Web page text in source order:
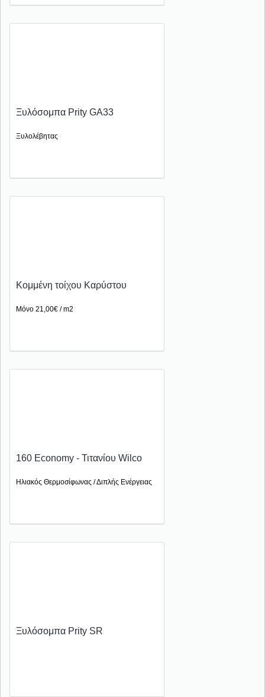
Ξυλόσομπα Prity GA33
Ξυλολέβητας
Κομμένη τοίχου Καρύστου
Μόνο 21,00€ / m2
160 Economy - Τιτανίου Wilco
Ηλιακός Θερμοσίφωνας / Διπλής Ενέργειας
Ξυλόσομπα Prity SR